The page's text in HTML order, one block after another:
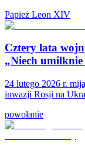
Papież Leon XIV
Cztery lata
„Niech
24 lutego 2026 r.
inwazji Rosji na
powołanie